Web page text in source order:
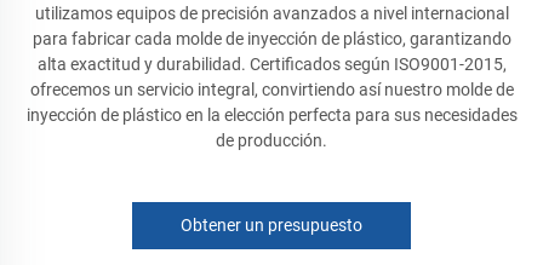
utilizamos equipos de precisión avanzados a nivel internacional
para fabricar cada molde de inyección de plástico, garantizando
alta exactitud y durabilidad. Certificados según ISO9001-2015,
ofrecemos un servicio integral, convirtiendo así nuestro molde de
inyección de plástico en la elección perfecta para sus necesidades
de producción.
Obtener un presupuesto